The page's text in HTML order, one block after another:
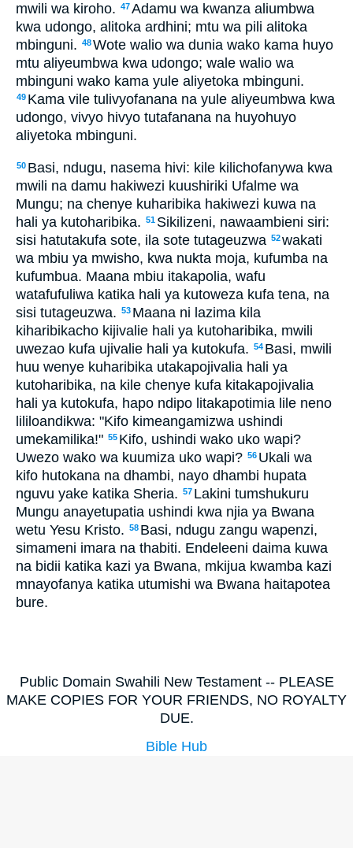
mwili wa kiroho. 47Adamu wa kwanza aliumbwa
kwa udongo, alitoka ardhini; mtu wa pili alitoka
mbinguni. 48Wote walio wa dunia wako kama huyo
mtu aliyeumbwa kwa udongo; wale walio wa
mbinguni wako kama yule aliyetoka mbinguni.
49 Kama vile tulivyofanana na yule aliyeumbwa kwa
udongo, vivyo hivyo tutafanana na huyohuyo
aliyetoka mbinguni.
50 Basi, ndugu, nasema hivi: kile kilichofanywa kwa
mwili na damu hakiwezi kuushiriki Ufalme wa
Mungu; na chenye kuharibika hakiwezi kuwa na
hali ya kutoharibika. 51 Sikilizeni, nawaambieni siri:
sisi hatutakufa sote, ila sote tutageuzwa 52wakati
wa mbiu ya mwisho, kwa nukta moja, kufumba na
kufumbua. Maana mbiu itakapolia, wafu
watafufuliwa katika hali ya kutoweza kufa tena, na
sisi tutageuzwa. 53 Maana ni lazima kila
kiharibikacho kijivalie hali ya kutoharibika, mwili
uwezao kufa ujivalie hali ya kutokufa. 54 Basi, mwili
huu wenye kuharibika utakapojivalia hali ya
kutoharibika, na kile chenye kufa kitakapojivalia
hali ya kutokufa, hapo ndipo litakapotimia lile neno
lililoandikwa: "Kifo kimeangamizwa ushindi
umekamilika!" 55 Kifo, ushindi wako uko wapi?
Uwezo wako wa kuumiza uko wapi? 56 Ukali wa
kifo hutokana na dhambi, nayo dhambi hupata
nguvu yake katika Sheria. 57 Lakini tumshukuru
Mungu anayetupatia ushindi kwa njia ya Bwana
wetu Yesu Kristo. 58 Basi, ndugu zangu wapenzi,
simameni imara na thabiti. Endeleeni daima kuwa
na bidii katika kazi ya Bwana, mkijua kwamba kazi
mnayofanya katika utumishi wa Bwana haitapotea
bure.
Public Domain Swahili New Testament -- PLEASE
MAKE COPIES FOR YOUR FRIENDS, NO ROYALTY
DUE.
Bible Hub